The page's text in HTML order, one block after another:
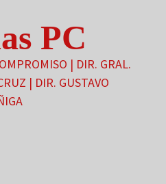
PC
| DIR. GRAL.
| DIR. GUSTAVO